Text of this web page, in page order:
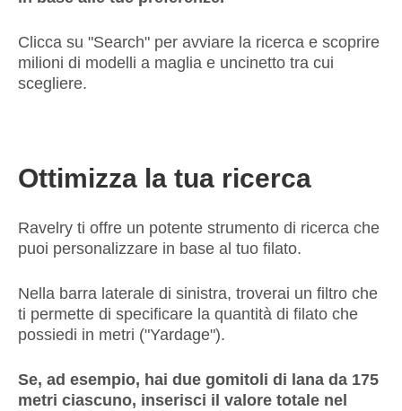
Clicca su "Search" per avviare la ricerca e scoprire
milioni di modelli a maglia e uncinetto tra cui
scegliere.
Ottimizza la tua ricerca
Ravelry ti offre un potente strumento di ricerca che
puoi personalizzare in base al tuo filato.
Nella barra laterale di sinistra, troverai un filtro che
ti permette di specificare la quantità di filato che
possiedi in metri ("Yardage").
Se, ad esempio, hai due gomitoli di lana da 175
metri ciascuno, inserisci il valore totale nel